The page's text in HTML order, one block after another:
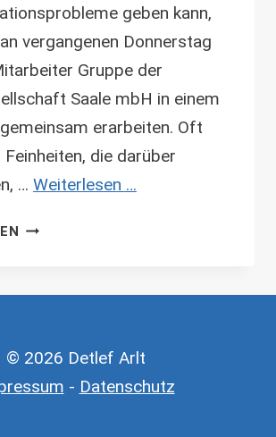
geben kann,
vergangenen Donnerstag
Gruppe der
Saale mbH in einem
erarbeiten. Oft
die darüber
… Weiterlesen …
KOMMUNIKATION
© 2026 Detlef Arlt
- Datenschutz